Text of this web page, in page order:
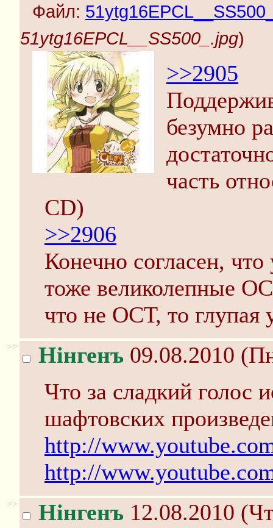
Файл:
51ytg16EPCL__SS500_.jpg)
>>2905
безумно
часть
CD)
>>2906
Конечно согласен, что
тоже великолепные
что не ОСТ, то глупая
>> Нінгенъ 09.08.2010
Что за сладкий голос
шафтовских
http://
http://
>> Нінгенъ 12.08.2010